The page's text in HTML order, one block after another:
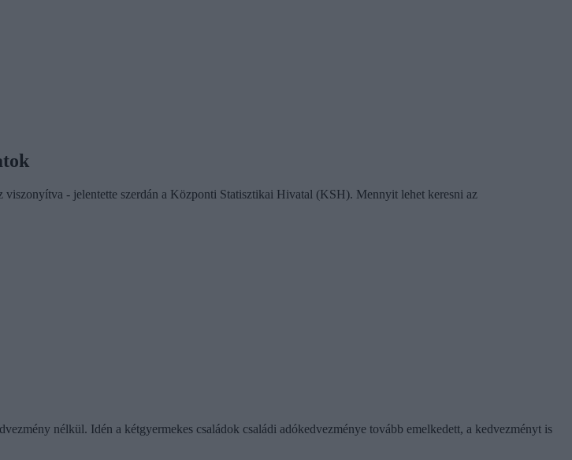
viszonyítva - jelentette szerdán a Központi Statisztikai Hivatal (KSH). Mennyit lehet keresni az
nélkül. Idén a kétgyermekes családok családi adókedvezménye tovább emelkedett, a kedvezményt is